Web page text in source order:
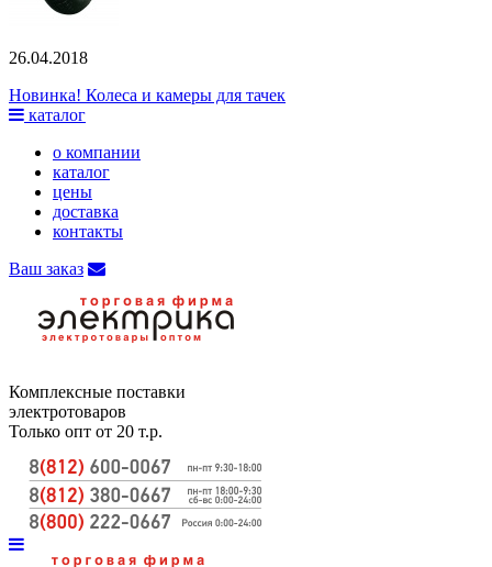
26.04.2018
Новинка! Колеса и камеры для тачек
каталог
о компании
каталог
цены
доставка
контакты
Ваш заказ
Комплексные поставки
электротоваров
Только опт от 20 т.р.